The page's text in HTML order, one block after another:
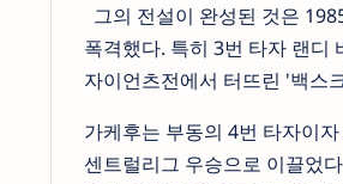
그의 전설이 완성된 것은
폭격했다. 특히 3번 타자 랜디
자이언츠전에서 터뜨린 '백스
가케후는 부동의 4번 타자이
센트럴리그 우승으로 이끌었